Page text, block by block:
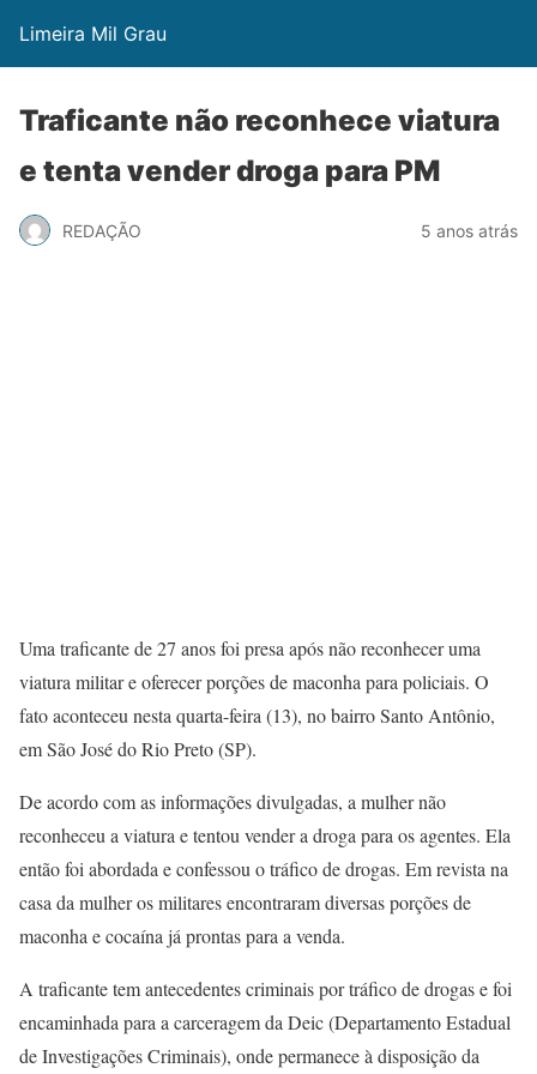
Limeira Mil Grau
Traficante não reconhece viatura
e tenta vender droga para PM
REDAÇÃO 5 anos atrás
Uma traficante de 27 anos foi presa após não reconhecer uma
viatura militar e oferecer porções de maconha para policiais. O
fato aconteceu nesta quarta-feira (13), no bairro Santo Antônio,
em São José do Rio Preto (SP).
De acordo com as informações divulgadas, a mulher não
reconheceu a viatura e tentou vender a droga para os agentes. Ela
então foi abordada e confessou o tráfico de drogas. Em revista na
casa da mulher os militares encontraram diversas porções de
maconha e cocaína já prontas para a venda.
A traficante tem antecedentes criminais por tráfico de drogas e foi
encaminhada para a carceragem da Deic (Departamento Estadual
de Investigações Criminais), onde permanece à disposição da